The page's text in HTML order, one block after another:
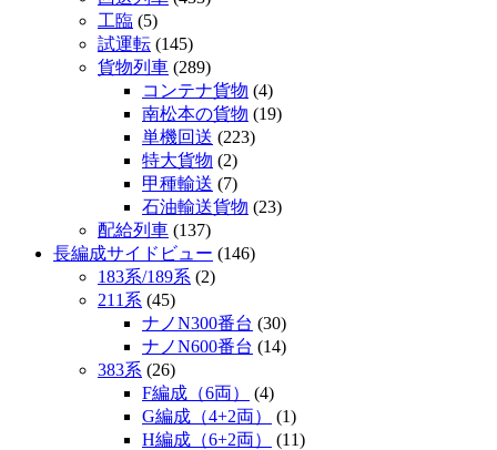
工臨 (5)
試運転 (145)
貨物列車 (289)
コンテナ貨物 (4)
南松本の貨物 (19)
単機回送 (223)
特大貨物 (2)
甲種輸送 (7)
石油輸送貨物 (23)
配給列車 (137)
長編成サイドビュー (146)
183系/189系 (2)
211系 (45)
ナノN300番台 (30)
ナノN600番台 (14)
383系 (26)
F編成（6両）
(4)
G編成（4+2両）
(1)
H編成（6+2両）
(11)